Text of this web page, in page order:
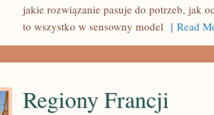
jakie rozwiązanie pasuje do potrzeb, jak
to wszystko w sensowny model [ Read
Regiony Francji